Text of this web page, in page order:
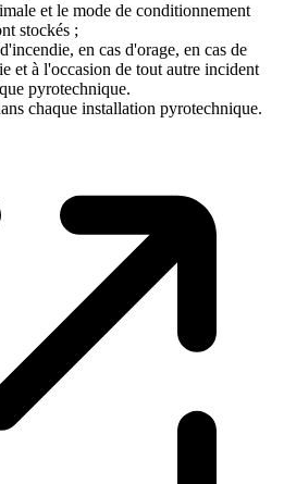
et le mode de conditionnement
stockés ;
en cas d'orage, en cas de
et à l'occasion de tout autre incident
pyrotechnique.
chaque installation pyrotechnique.